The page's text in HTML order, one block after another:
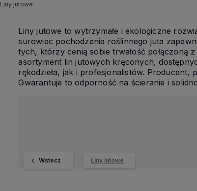
Liny jutowe
Liny jutowe to wytrzymałe i ekologiczne
surowiec pochodzenia roślinnego juta
tych, którzy cenią sobie trwałość połączoną
asortyment lin jutowych kręconych,
rękodzieła, jak i profesjonalistów.
Gwarantuje to odporność na ścieranie i
Wstecz Liny jutowe